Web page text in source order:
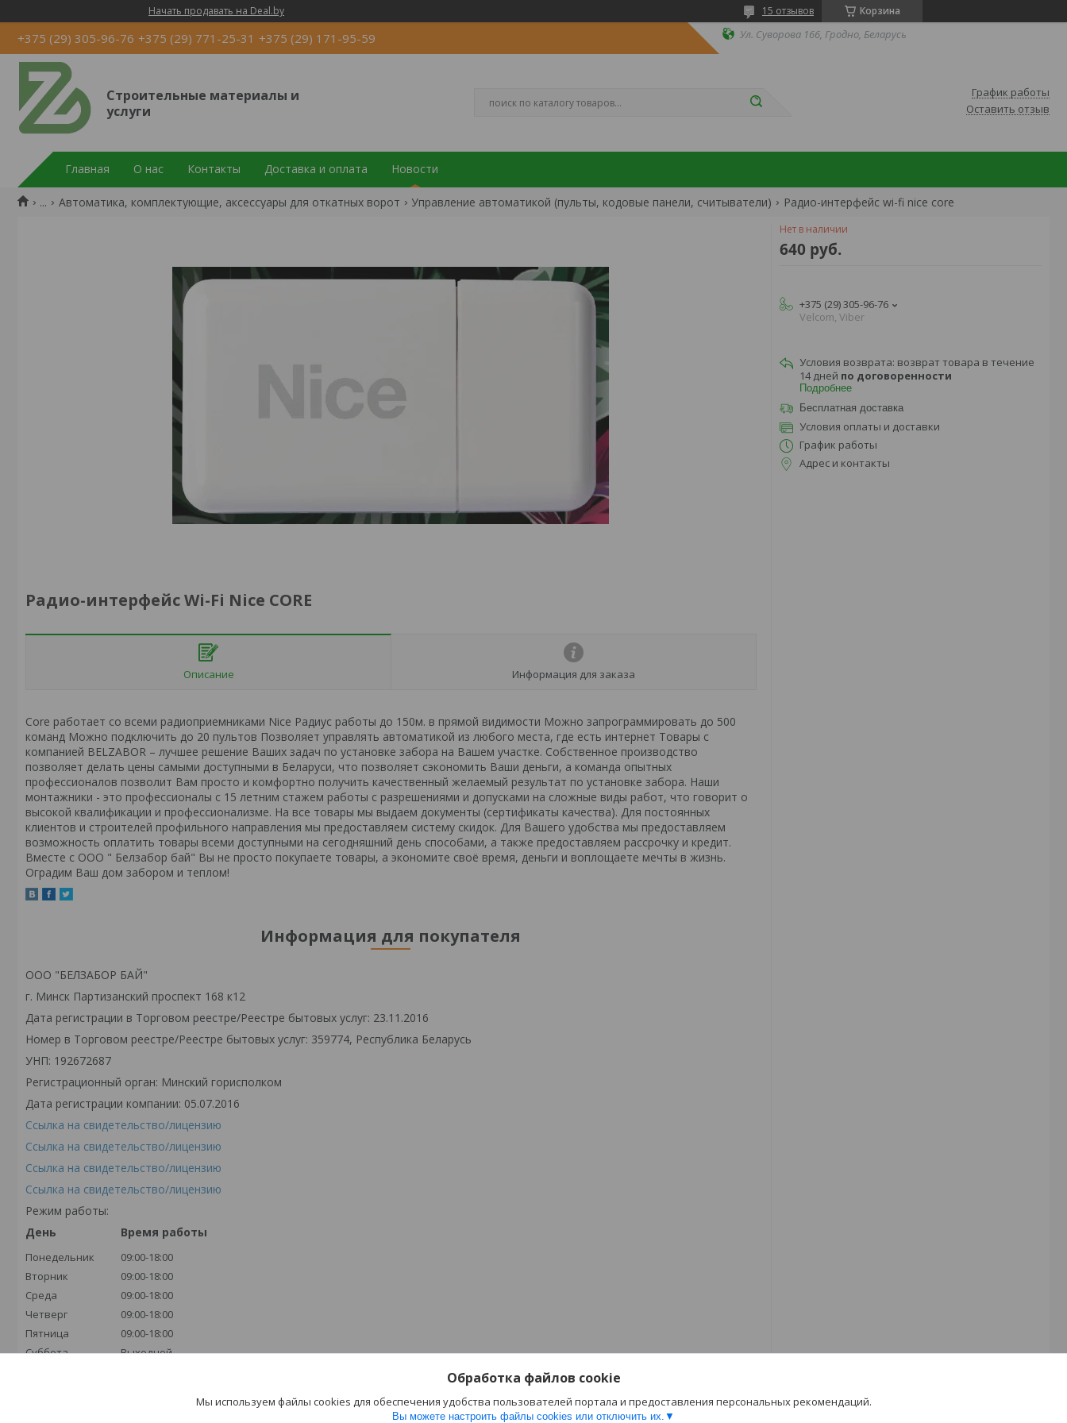
Начать продавать на Deal.by Корзина
15 отзывов
+375 (29) 305-96-76 +375 (29) 771-25-31 +375 (29) 171-95-59 Ул. Суворова 166, Гродно, Беларусь
Строительные материалы и
услуги
График работы
Оставить отзыв
Главная О нас Контакты Доставка и оплата Новости
... Автоматика, комплектующие, аксессуары для откатных ворот Управление автоматикой (пульты, кодовые панели, считыватели) Радио-интерфейс wi-fi nice core
Радио-интерфейс Wi-Fi Nice CORE
Описание Информация для заказа
Core работает со всеми радиоприемниками Nice Радиус работы до 150м. в прямой видимости Можно запрограммировать до 500
команд Можно подключить до 20 пультов Позволяет управлять автоматикой из любого места, где есть интернет Товары с
компанией BELZABOR – лучшее решение Ваших задач по установке забора на Вашем участке. Собственное производство
позволяет делать цены самыми доступными в Беларуси, что позволяет сэкономить Ваши деньги, а команда опытных
профессионалов позволит Вам просто и комфортно получить качественный желаемый результат по установке забора. Наши
монтажники - это профессионалы с 15 летним стажем работы с разрешениями и допусками на сложные виды работ, что говорит о
высокой квалификации и профессионализме. На все товары мы выдаем документы (сертификаты качества). Для постоянных
клиентов и строителей профильного направления мы предоставляем систему скидок. Для Вашего удобства мы предоставляем
возможность оплатить товары всеми доступными на сегодняшний день способами, а также предоставляем рассрочку и кредит.
Вместе с ООО " Белзабор бай" Вы не просто покупаете товары, а экономите своё время, деньги и воплощаете мечты в жизнь.
Оградим Ваш дом забором и теплом!
Информация для покупателя
ООО "БЕЛЗАБОР БАЙ"
г. Минск Партизанский проспект 168 к12
Дата регистрации в Торговом реестре/Реестре бытовых услуг: 23.11.2016
Номер в Торговом реестре/Реестре бытовых услуг: 359774, Республика Беларусь
УНП: 192672687
Регистрационный орган: Минский горисполком
Дата регистрации компании: 05.07.2016
Ссылка на свидетельство/лицензию
Ссылка на свидетельство/лицензию
Ссылка на свидетельство/лицензию
Ссылка на свидетельство/лицензию
Режим работы:
День
Время работы
Понедельник
09:00-18:00
Вторник
09:00-18:00
Среда
09:00-18:00
Четверг
09:00-18:00
Пятница
09:00-18:00
Суббота
Выходной
Нет в наличии
640 руб.
+375 (29) 305-96-76
Velcom, Viber
возврат товара в течение
14 дней по договоренности
Подробнее
Бесплатная доставка
Условия оплаты и доставки
График работы
Адрес и контакты
Обработка файлов cookie
Мы используем файлы cookies для обеспечения удобства пользователей портала и предоставления персональных рекомендаций.
Вы можете настроить файлы cookies или отключить их.